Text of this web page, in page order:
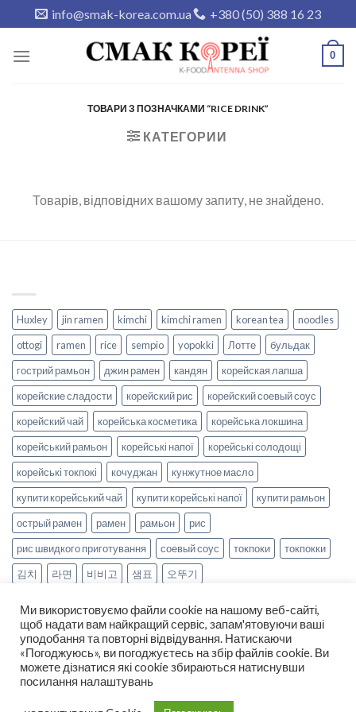
to
content
info@smak-korea.com.ua +380 (50) 388 16 23
0
ТОВАРИ З ПОЗНАЧКАМИ “RICE DRINK”
КАТЕГОРИИ
Товарів, відповідних вашому запиту, не знайдено.
Huxley jin ramen kimchi kimchi ramen korean tea
noodles
ottogi
ramen rice sempio yopokki Лотте
бульдак
гострий рамьон
джин рамен кандян
корейская лапша
корейские сладости
корейский рис
корейский соевый соус
корейский чай
корейська косметика
корейська локшина
корейський рамьон
корейські напої
корейські солодощі
корейські токпокі
кочуджан
кунжутное масло
купити корейський чай
купити корейські напої
купити рамьон
острый рамен
рамен рамьон
рис
рис швидкого приготування
соевый соус токпоки
токпокки
김치
라면 비비고 샘표 오뚜기
НОВИНИ РЕЦЕПТИ
ОПЛАТА ТА ДОСТАВКА
ДОГОВІР ОФЕРТИ
Ми використовуємо файли cookie на нашому веб-сайті,
щоб надати вам найкращий сервіс, запам'ятовуючи ваші
уподобання та повторні відвідування. Натискаючи
«Погоджуюсь», ви погоджуєтесь на збір файлів cookie. Ви
можете дізнатися які cookie збираються натиснувши
посилання налаштувань